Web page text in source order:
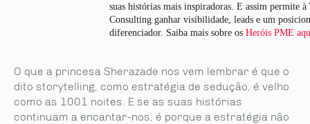
suas histórias mais inspiradoras. E assim permite à
Consulting ganhar visibilidade, leads e um
diferenciador. Saiba mais sobre os Heróis PME
O que a princesa Sherazade nos vem lembrar é que o
dito storytelling, como estratégia de sedução, é velho
como as 1001 noites. E se as suas histórias
continuam a encantar-nos, é porque a estratégia não